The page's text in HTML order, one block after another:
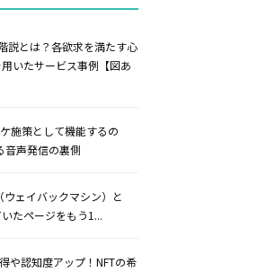
説とは？各欲求を満たす心
いたサービス事例【図あ
施策として機能するの
音声発信の裏側
ェイバックマシン）と
たページをもう1...
や認知度アップ！NFTの希